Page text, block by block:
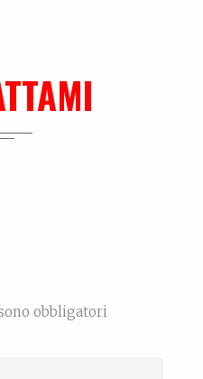
cose. Un viaggio...
obbligatori